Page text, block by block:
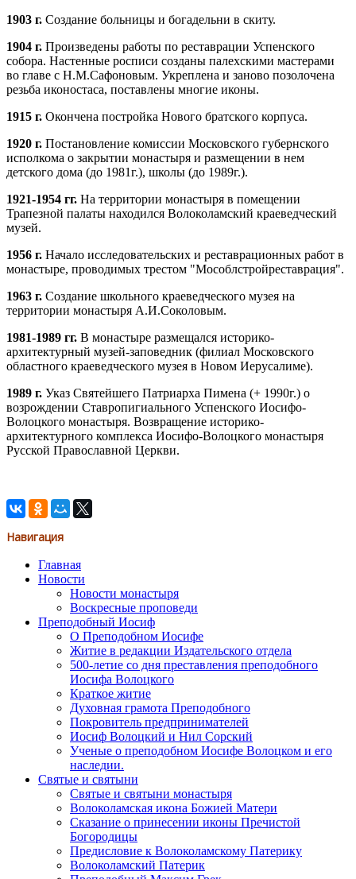
1903 г. Создание больницы и богадельни в скиту.
1904 г. Произведены работы по реставрации Успенского
собора. Настенные росписи созданы палехскими мастерами
во главе с Н.М.Сафоновым. Укреплена и заново позолочена
резьба иконостаса, поставлены многие иконы.
1915 г. Окончена постройка Нового братского корпуса.
1920 г. Постановление комиссии Московского губернского
исполкома о закрытии монастыря и размещении в нем
детского дома (до 1981г.), школы (до 1989г.).
1921-1954 гг. На территории монастыря в помещении
Трапезной палаты находился Волоколамский краеведческий
музей.
1956 г. Начало исследовательских и реставрационных работ в
монастыре, проводимых трестом "Мособлстройреставрация".
1963 г. Создание школьного краеведческого музея на
территории монастыря А.И.Соколовым.
1981-1989 гг. В монастыре размещался историко-
архитектурный музей-заповедник (филиал Московского
областного краеведческого музея в Новом Иерусалиме).
1989 г. Указ Святейшего Патриарха Пимена (+ 1990г.) о
возрождении Ставропигиального Успенского Иосифо-
Волоцкого монастыря. Возвращение историко-
архитектурного комплекса Иосифо-Волоцкого монастыря
Русской Православной Церкви.
Навигация
Главная
Новости
Новости монастыря
Воскресные проповеди
Преподобный Иосиф
О Преподобном Иосифе
Житие в редакции Издательского отдела
500-летие со дня преставления преподобного
Иосифа Волоцкого
Краткое житие
Духовная грамота Преподобного
Покровитель предпринимателей
Иосиф Волоцкий и Нил Сорский
Ученые о преподобном Иосифе Волоцком и его
наследии.
Святые и святыни
Святые и святыни монастыря
Волоколамская икона Божией Матери
Сказание о принесении иконы Пречистой
Богородицы
Предисловие к Волоколамскому Патерику
Волоколамский Патерик